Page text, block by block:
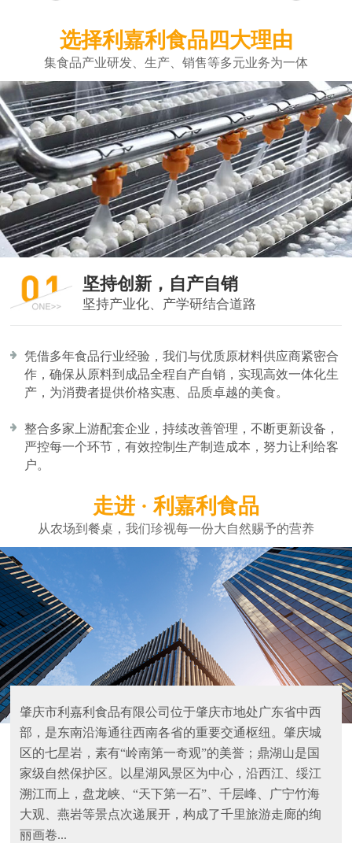
选择利嘉利食品四大理由
集食品产业研发、生产、销售等多元业务为一体
坚持创新，自产自销
坚持产业化、产学研结合道路
凭借多年食品行业经验，我们与优质原材料供应商紧密合
作，确保从原料到成品全程自产自销，实现高效一体化生
产，为消费者提供价格实惠、品质卓越的美食。
整合多家上游配套企业，持续改善管理，不断更新设备，
严控每一个环节，有效控制生产制造成本，努力让利给客
户。
走进 · 利嘉利食品
从农场到餐桌，我们珍视每一份大自然赐予的营养
肇庆市利嘉利食品有限公司位于肇庆市地处广东省中西
部，是东南沿海通往西南各省的重要交通枢纽。肇庆城
区的七星岩，素有“岭南第一奇观”的美誉；鼎湖山是国
家级自然保护区。以星湖风景区为中心，沿西江、绥江
溯江而上，盘龙峡、“天下第一石”、千层峰、广宁竹海
大观、燕岩等景点次递展开，构成了千里旅游走廊的绚
丽画卷...